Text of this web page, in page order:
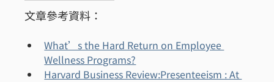
文章參考資料：
What’s the Hard Return on Employee
Wellness Programs?
Harvard Business Review:Presenteeism : At